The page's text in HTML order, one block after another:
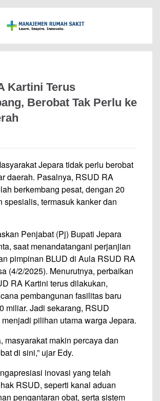
Kartini Terus
Berobat Tak Perlu ke
Jepara tidak perlu berobat
daerah. Pasalnya, RSUD RA
berkembang pesat, dengan 20
spesialis, termasuk kanker dan
Penjabat (Pj) Bupati Jepara
saat menandatangani perjanjian
pimpinan BLUD di Aula RSUD RA
(4/2/2025). Menurutnya, perbaikan
RA Kartini terus dilakukan,
pembangunan fasilitas baru
miliar. Jadi sekarang, RSUD
pilihan utama warga Jepara.
masyarakat makin percaya dan
di sini,” ujar Edy.
inovasi yang telah
RSUD, seperti kanal aduan
pengantaran obat, serta sistem